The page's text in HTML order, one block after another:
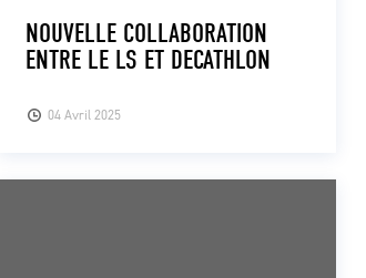
04 Avril 2025
NOUVELLE COLLABORATION
ENTRE LE LS ET DECATHLON